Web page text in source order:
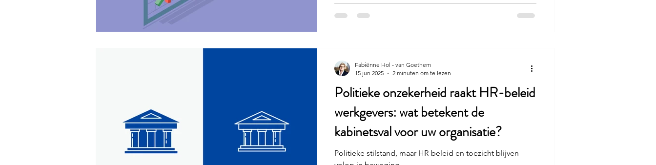
eenvoudiger op. Daar komt mogelijk verandering in: het
kabinet werkt aan een gerichte regeling in de
talent aan te trekken én vast te houden. In andere landen
zijn a
Politieke onzekerheid raakt HR-beleid
werkgevers: wat betekent de
kabinetsval voor uw organisatie?
Politieke stilstand, maar HR-beleid en toezicht blijven
Fabiënne Hol - van Goethem
15 jun 2025
2 minuten om te lezen